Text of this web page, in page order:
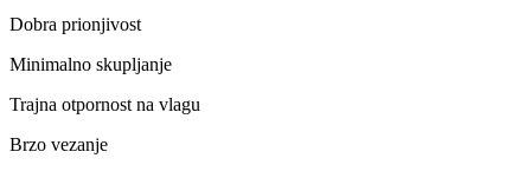
Dobra prionjivost
Minimalno skupljanje
Trajna otpornost na vlagu
Brzo vezanje